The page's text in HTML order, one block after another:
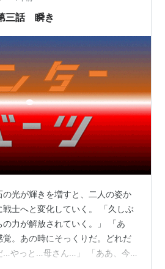
して綴らせていただく所存でご
三話 瞬き
の光が輝きを増すと、二人の姿か
士へと変化していく。 「久しぶ
の力が解放されていく。」 「あ
。あの時にそっくりだ。どれだ
…やっと…母さん…」 「ああ、今